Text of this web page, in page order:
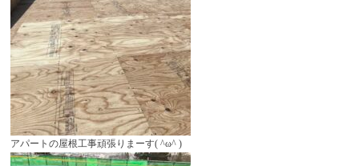
アパートの屋根工事頑張りまーす( ^ω^ )